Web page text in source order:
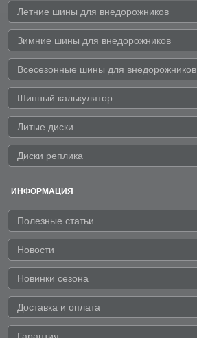
Летние шины для внедорожников
Зимние шины для внедорожников
Всесезонные шины для внедорожников
Шинный калькулятор
Литые диски
Диски реплика
ИНФОРМАЦИЯ
Полезные статьи
Новости
Новинки сезона
Доставка и оплата
Гарантия